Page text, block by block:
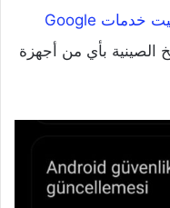
تثبيت خدمات Google
الصينية بأي من أجهزة